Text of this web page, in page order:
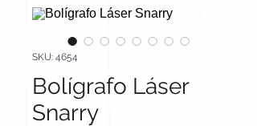
SKU: 4654
Bolígrafo Láser
Snarry